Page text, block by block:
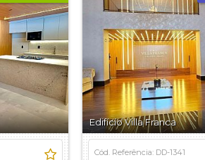
Edifício Villa Franca
Cód. Referência: DD-1341